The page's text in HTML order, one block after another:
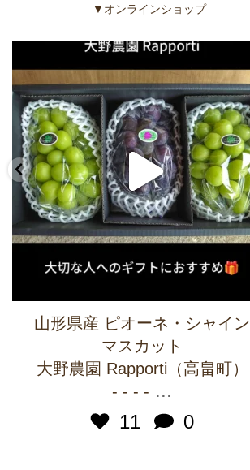
▼オンラインショップ
山形県産 ピオーネ・シャイン
マスカット
大野農園 Rapporti（高畠町）
- - - - ...
11
0